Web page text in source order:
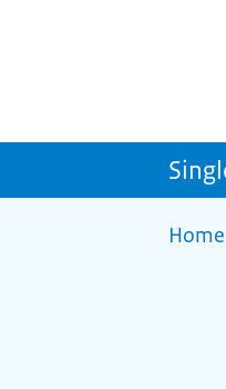
Home